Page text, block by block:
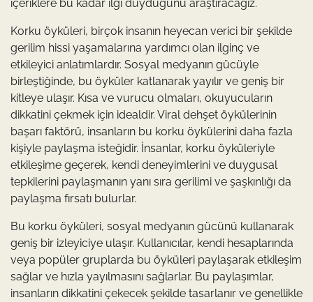
içeriklere bu kadar ilgi duyduğunu araştıracağız.
Korku öyküleri, birçok insanın heyecan verici bir şekilde
gerilim hissi yaşamalarına yardımcı olan ilginç ve
etkileyici anlatımlardır. Sosyal medyanın gücüyle
birleştiğinde, bu öyküler katlanarak yayılır ve geniş bir
kitleye ulaşır. Kısa ve vurucu olmaları, okuyucuların
dikkatini çekmek için idealdir. Viral dehşet öykülerinin
başarı faktörü, insanların bu korku öykülerini daha fazla
kişiyle paylaşma isteğidir. İnsanlar, korku öyküleriyle
etkileşime geçerek, kendi deneyimlerini ve duygusal
tepkilerini paylaşmanın yanı sıra gerilimi ve şaşkınlığı da
paylaşma fırsatı bulurlar.
Bu korku öyküleri, sosyal medyanın gücünü kullanarak
geniş bir izleyiciye ulaşır. Kullanıcılar, kendi hesaplarında
veya popüler gruplarda bu öyküleri paylaşarak etkileşim
sağlar ve hızla yayılmasını sağlarlar. Bu paylaşımlar,
insanların dikkatini çekecek şekilde tasarlanır ve genellikle